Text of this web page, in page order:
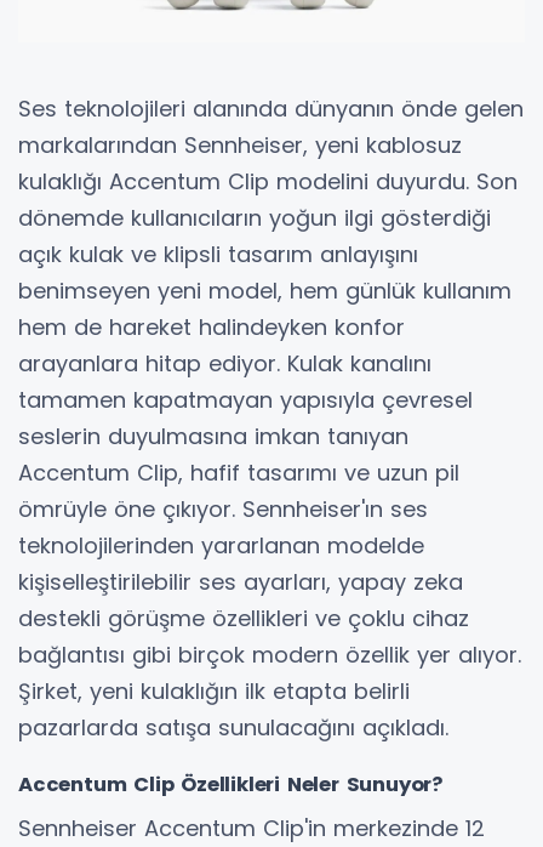
Ses teknolojileri alanında dünyanın önde gelen
markalarından Sennheiser, yeni kablosuz
kulaklığı Accentum Clip modelini duyurdu. Son
dönemde kullanıcıların yoğun ilgi gösterdiği
açık kulak ve klipsli tasarım anlayışını
benimseyen yeni model, hem günlük kullanım
hem de hareket halindeyken konfor
arayanlara hitap ediyor. Kulak kanalını
tamamen kapatmayan yapısıyla çevresel
seslerin duyulmasına imkan tanıyan
Accentum Clip, hafif tasarımı ve uzun pil
ömrüyle öne çıkıyor. Sennheiser'ın ses
teknolojilerinden yararlanan modelde
kişiselleştirilebilir ses ayarları, yapay zeka
destekli görüşme özellikleri ve çoklu cihaz
bağlantısı gibi birçok modern özellik yer alıyor.
Şirket, yeni kulaklığın ilk etapta belirli
pazarlarda satışa sunulacağını açıkladı.
Accentum Clip Özellikleri Neler Sunuyor?
Sennheiser Accentum Clip'in merkezinde 12